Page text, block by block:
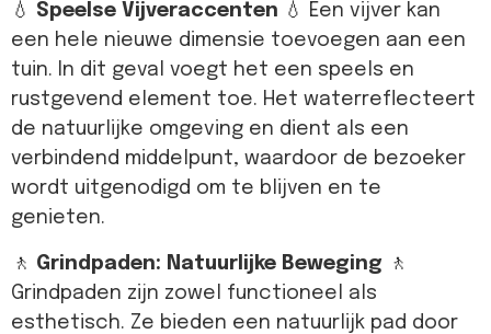
💧 Speelse Vijveraccenten 💧 Een vijver kan
een hele nieuwe dimensie toevoegen aan een
tuin. In dit geval voegt het een speels en
rustgevend element toe. Het waterreflecteert
de natuurlijke omgeving en dient als een
verbindend middelpunt, waardoor de bezoeker
wordt uitgenodigd om te blijven en te
genieten.
🚶 Grindpaden: Natuurlijke Beweging 🚶
Grindpaden zijn zowel functioneel als
esthetisch. Ze bieden een natuurlijk pad door